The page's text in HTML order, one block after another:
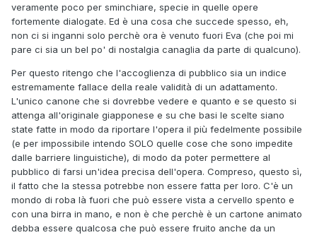
veramente poco per sminchiare, specie in quelle opere
fortemente dialogate. Ed è una cosa che succede spesso, eh,
non ci si inganni solo perchè ora è venuto fuori Eva (che poi mi
pare ci sia un bel po' di nostalgia canaglia da parte di qualcuno).
Per questo ritengo che l'accoglienza di pubblico sia un indice
estremamente fallace della reale validità di un adattamento.
L'unico canone che si dovrebbe vedere e quanto e se questo si
attenga all'originale giapponese e su che basi le scelte siano
state fatte in modo da riportare l'opera il più fedelmente possibile
(e per impossibile intendo SOLO quelle cose che sono impedite
dalle barriere linguistiche), di modo da poter permettere al
pubblico di farsi un'idea precisa dell'opera. Compreso, questo sì,
il fatto che la stessa potrebbe non essere fatta per loro. C'è un
mondo di roba là fuori che può essere vista a cervello spento e
con una birra in mano, e non è che perchè è un cartone animato
debba essere qualcosa che può essere fruito anche da un